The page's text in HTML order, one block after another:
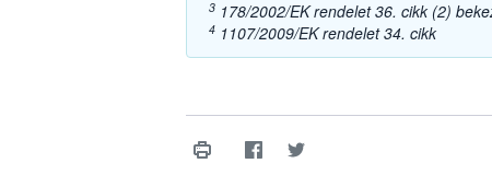
3178/2002/EK rendelet 36. cikk (2)
41107/2009/EK rendelet 34. cikk